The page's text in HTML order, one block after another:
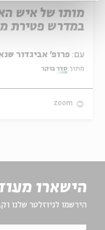
מותו של איש
במדרש פטירת
עם:
מתוך:סדר בוקר
zoom
הישארו
הירשמו לניוזלטר שלנו